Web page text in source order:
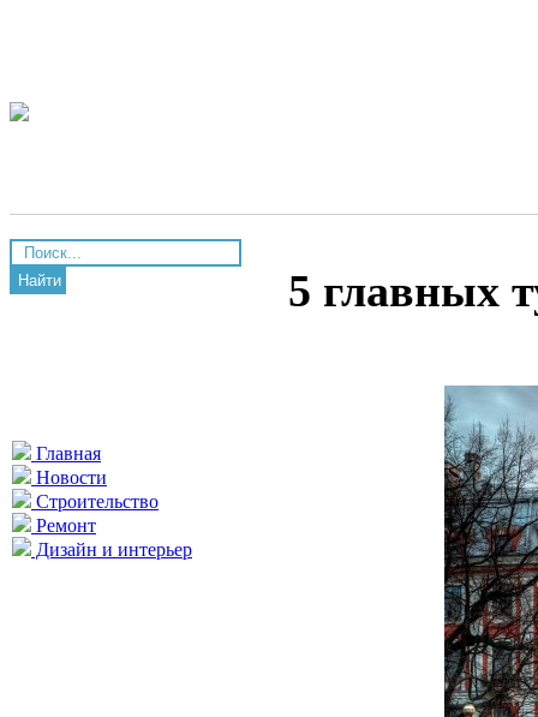
Найти
Главная
Новости
Строительство
Ремонт
Дизайн и интерьер
5 главных